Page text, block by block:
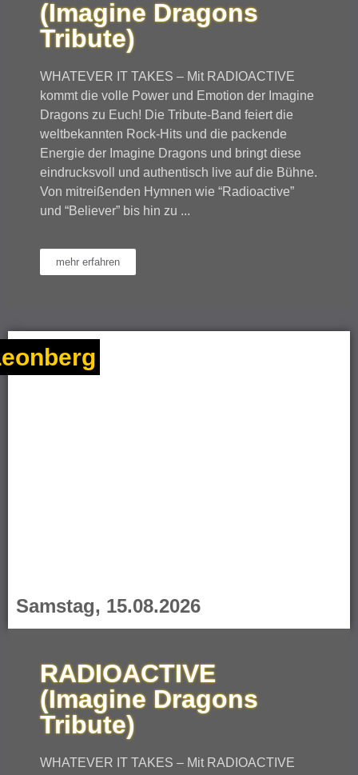
(Imagine Dragons
Tribute)
WHATEVER IT TAKES – Mit RADIOACTIVE
kommt die volle Power und Emotion der Imagine
Dragons zu Euch! Die Tribute-Band feiert die
weltbekannten Rock-Hits und die packende
Energie der Imagine Dragons und bringt diese
eindrucksvoll und authentisch live auf die Bühne.
Von mitreißenden Hymnen wie “Radioactive”
und “Believer” bis hin zu ...
mehr erfahren
Samstag, 15.08.2026
RADIOACTIVE
(Imagine Dragons
Tribute)
WHATEVER IT TAKES – Mit RADIOACTIVE